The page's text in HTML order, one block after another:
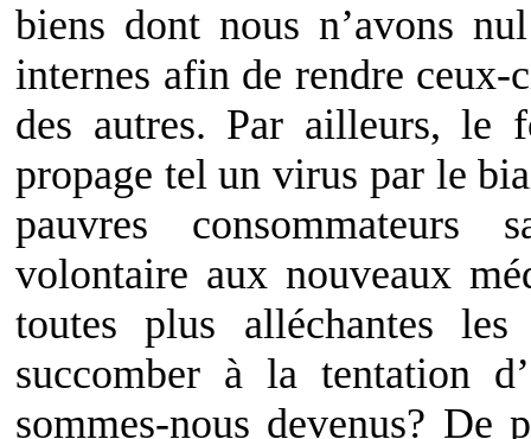
biens dont nous n’avons
internes afin de rendre ceux-
des autres. Par ailleurs, le
propage tel un virus par le
pauvres consommateurs
volontaire aux nouveaux
toutes plus alléchantes
succomber à la tentation
sommes-nous devenus? De